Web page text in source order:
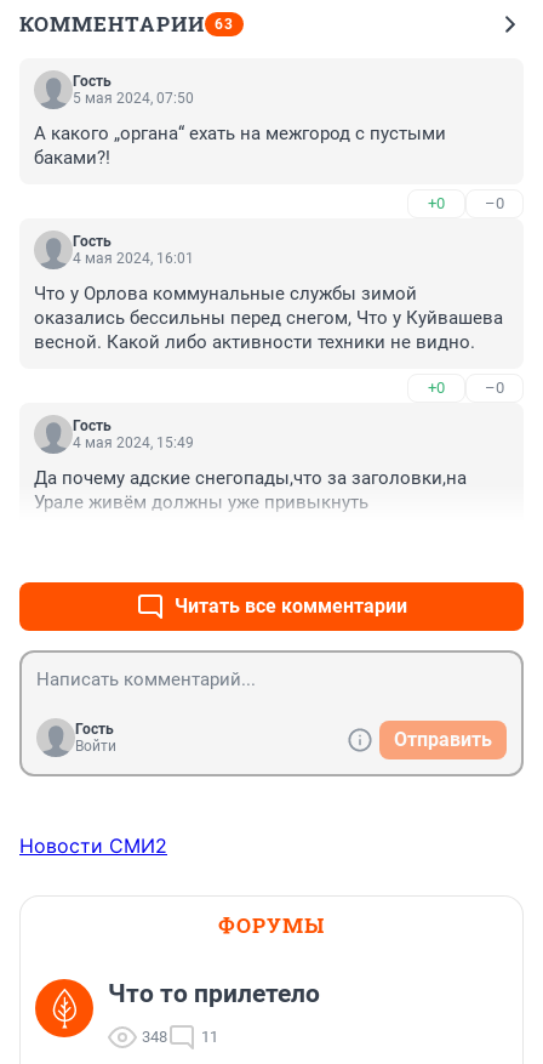
КОММЕНТАРИИ 63
Гость
5 мая 2024, 07:50
А какого „органа“ ехать на межгород с пустыми
баками?!
+0 –0
Гость
4 мая 2024, 16:01
Что у Орлова коммунальные службы зимой
оказались бессильны перед снегом, Что у Куйвашева
весной. Какой либо активности техники не видно.
+0 –0
Гость
4 мая 2024, 15:49
Да почему адские снегопады,что за заголовки,на
Урале живём должны уже привыкнуть
Читать все комментарии
Гость
Войти
Отправить
Новости СМИ2
ФОРУМЫ
Что то прилетело
348 11